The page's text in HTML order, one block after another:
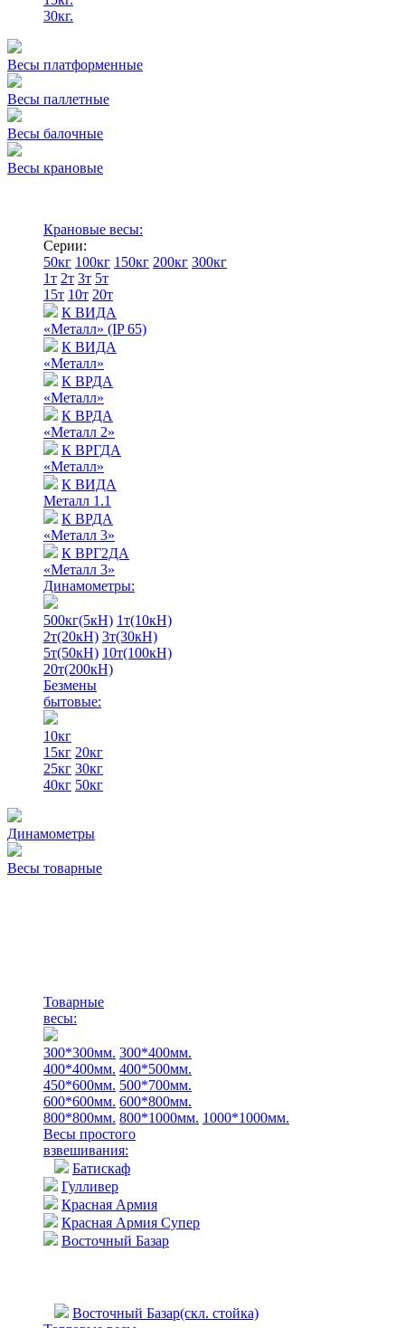
30кг.
Весы платформенные
Весы паллетные
Весы балочные
Весы крановые
Крановые весы:
Серии:
50кг 100кг 150кг 200кг 300кг
1т 2т 3т 5т
15т 10т 20т
К ВИДА
«Металл» (IP 65)
К ВИДА
«Металл»
К ВРДА
«Металл»
К ВРДА
«Металл 2»
К ВРГДА
«Металл»
К ВИДА
Металл 1.1
К ВРДА
«Металл 3»
К ВРГ2ДА
«Металл 3»
Динамометры:
500кг(5кН) 1т(10кН)
2т(20кН) 3т(30кН)
5т(50кН) 10т(100кН)
20т(200кН)
Безмены
бытовые:
10кг
15кг 20кг
25кг 30кг
40кг 50кг
Динамометры
Весы товарные
Товарные
весы:
300*300мм. 300*400мм.
400*400мм. 400*500мм.
450*600мм. 500*700мм.
600*600мм. 600*800мм.
800*800мм. 800*1000мм. 1000*1000мм.
Весы простого
взвешивания:
Батискаф
Гулливер
Красная Армия
Красная Армия Супер
Восточный Базар
Восточный Базар(скл. стойка)